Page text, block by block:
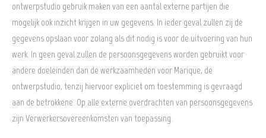
ontwerpstudio gebruik maken van een aantal externe partijen die
mogelijk ook inzicht krijgen in uw gegevens. In ieder geval zullen zij de
gegevens opslaan voor zolang als dit nodig is voor de uitvoering van hun
werk. In geen geval zullen de persoonsgegevens worden gebruikt voor
andere doeleinden dan de werkzaamheden voor Marique, de
ontwerpstudio, tenzij hiervoor expliciet om toestemming is gevraagd
aan de betrokkene. Op alle externe overdrachten van persoonsgegevens
zijn Verwerkersovereenkomsten van toepassing.